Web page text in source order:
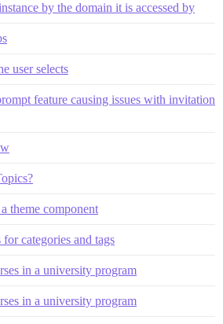
by the domain it is accessed by
user selects
feature causing issues with invitation
theme component
categories and tags
in a university program
in a university program